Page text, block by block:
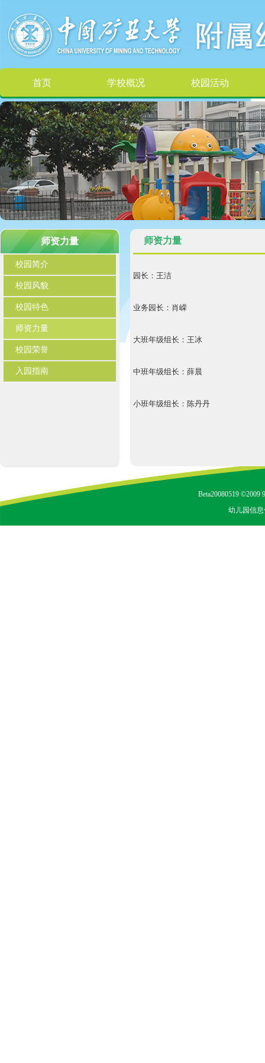
首页 学校概况 校园活动
师资力量
校园简介
校园风貌
校园特色
师资力量
校园荣誉
入园指南
师资力量
园长：王洁
业务园长：肖嵘
大班年级组长：王冰
中班年级组长：薛晨
小班年级组长：陈丹丹
Beta20080519 ©2009
幼儿园信